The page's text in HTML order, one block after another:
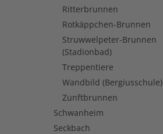
Ritterbrunnen
Rotkäppchen-Brunnen
Struwwelpeter-Brunnen
(Stadionbad)
Treppentiere
Wandbild (Bergiusschule)
Zunftbrunnen
Schwanheim
Seckbach